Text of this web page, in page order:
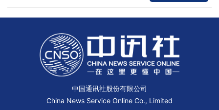
中国通讯社股份有限公司
China News Service Online Co., Limited